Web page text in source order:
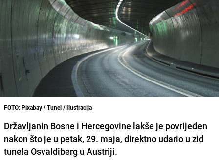
FOTO: Pixabay / Tunel / Ilustracija
Državljanin Bosne i Hercegovine lakše je povrijeđen
nakon što je u petak, 29. maja, direktno udario u zid
tunela Osvaldiberg u Austriji.